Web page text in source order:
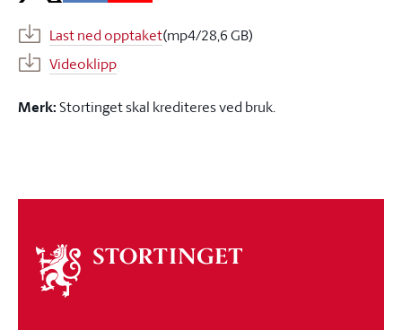
Last ned opptaket(mp4/28,6 GB)
Videoklipp
Merk:Stortinget skal krediteres ved bruk.
Om
stortinget